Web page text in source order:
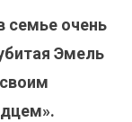
семье очень
Эмель